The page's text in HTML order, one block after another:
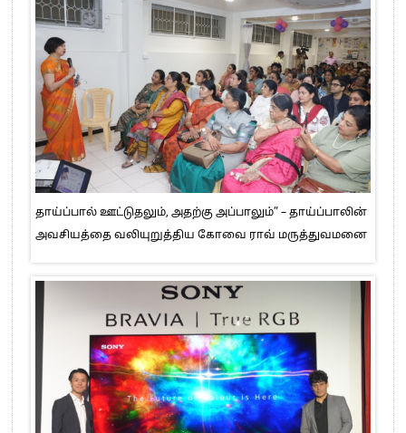
தாய்ப்பால் ஊட்டுதலும், அதற்கு அப்பாலும்” – தாய்ப்பாலின்
அவசியத்தை வலியுறுத்திய கோவை ராவ் மருத்துவமனை